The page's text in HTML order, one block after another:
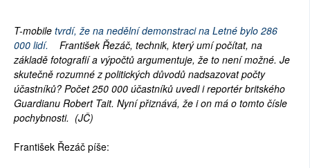
T-mobile tvrdí, že na nedělní demonstraci na Letné bylo 286
000 lidí.
František Řezáč, technik, který umí počítat, na
základě fotografií a výpočtů argumentuje, že to není možné. Je
skutečně rozumné z politických důvodů nadsazovat počty
účastníků? Počet 250 000 účastníků uvedl i reportér britského
Guardianu Robert Tait. Nyní přiznává, že i on má o tomto čísle
pochybnosti. (JČ)
František Řezáč píše: